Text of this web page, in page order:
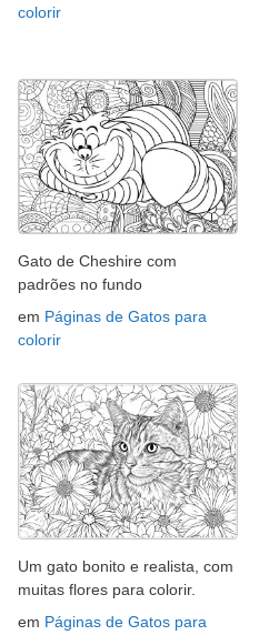
colorir
Gato de Cheshire com
padrões no fundo
em Páginas de Gatos para
colorir
Um gato bonito e realista, com
muitas flores para colorir.
em Páginas de Gatos para